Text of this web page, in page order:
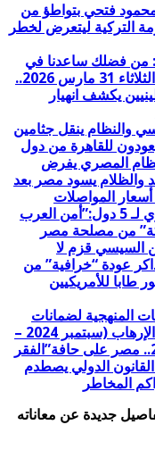
فتحي بتواطؤ من
التركية ليتعرض لخطر
من فضلك ساعدنا في
إيقاف الحرب وأنت قادر على ذلك.. الثلاثاء 31 مارس 2026..
يكشف انهيار
والنظام ينقل جثامين
للقاهرة من دول
30 مارس 2026.. النظام المصري يفرض
والظلام يسود مصر بعد
المواصلات
أضغاث أحلام خارجية النظام المصري لـ 5 دول:”أمن العرب
من مصلحة مصر
السيسي قزم لا
9 مارس 2026.. تذاكر عودة “خرافية” من
طابا للأمريكيين
المنهجية لضمانات
المحاكمة العادلة أمام دوائر جنايات الإرهاب (سبتمبر 2024 –
يناير 2026).. الثلاثاء 17 فبراير 2026.. مصر على حافة”الفقر
الدولي يصطدم
المخاطر
جديدة عن معاناته